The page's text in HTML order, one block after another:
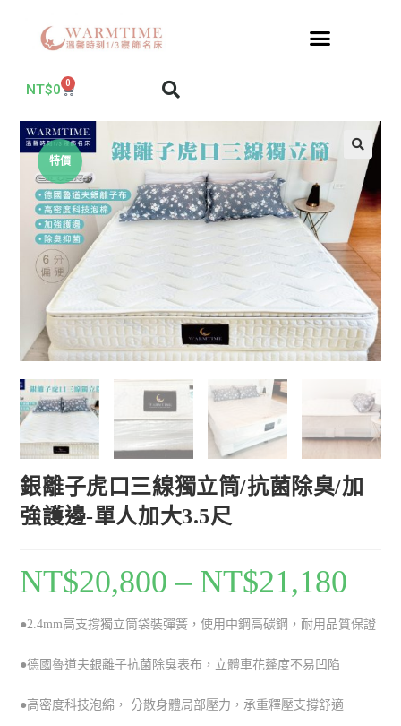
NT$0 0
特價
銀離子虎口三線獨立筒/抗菌除臭/加
強護邊-單人加大3.5尺
NT$20,800 – NT$21,180
●2.4mm高支撐獨立筒袋裝彈簧 ，使用中鋼 高碳鋼 ，耐用 品質保證
●德國魯道夫銀離子抗菌除臭表布 ，立體車花蓬度不易凹陷
●高密度科技泡綿， 分散身體局部壓力，承重釋壓支撐舒適